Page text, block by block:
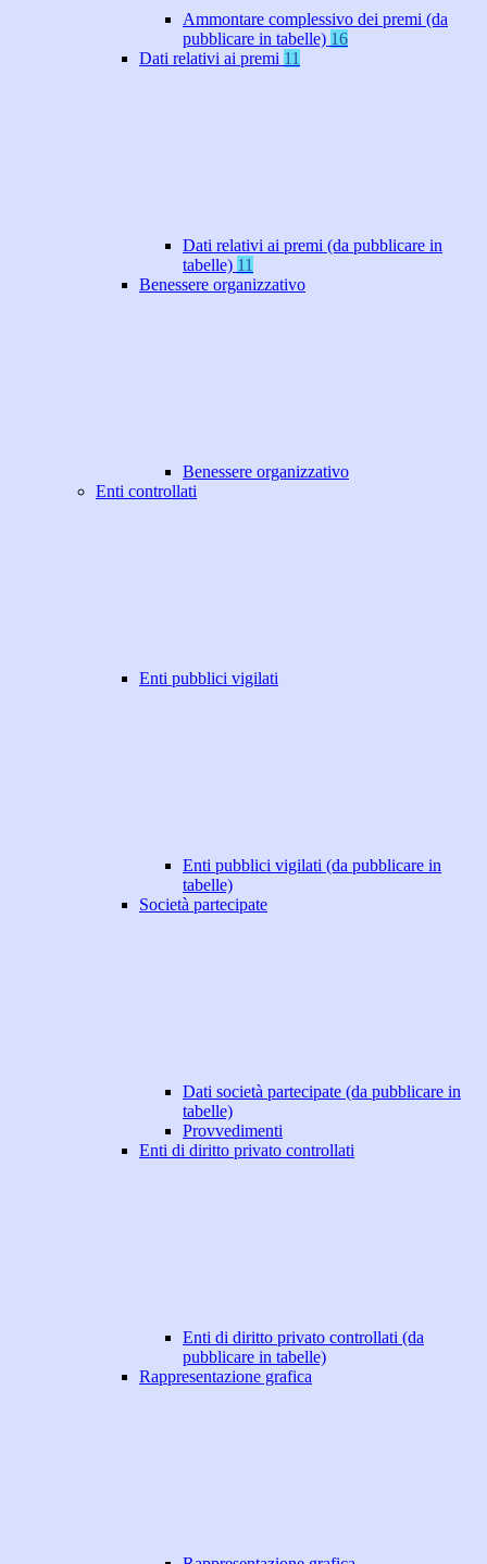
Ammontare complessivo dei premi (da
pubblicare in tabelle) 16
Dati relativi ai premi 11
Dati relativi ai premi (da pubblicare in
tabelle) 11
Benessere organizzativo
Benessere organizzativo
Enti controllati
Enti pubblici vigilati
Enti pubblici vigilati (da pubblicare in
tabelle)
Società partecipate
Dati società partecipate (da pubblicare in
tabelle)
Provvedimenti
Enti di diritto privato controllati
Enti di diritto privato controllati (da
pubblicare in tabelle)
Rappresentazione grafica